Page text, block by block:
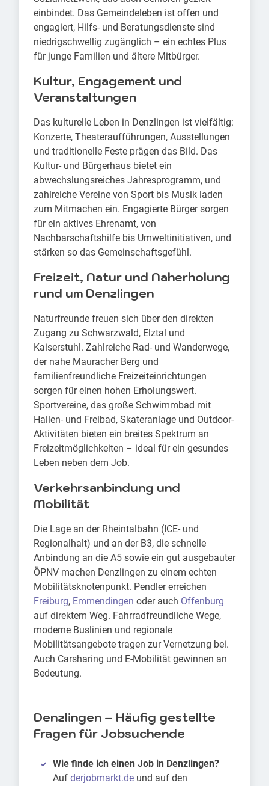
einbindet. Das Gemeindeleben ist offen und
engagiert, Hilfs- und Beratungsdienste sind
niedrigschwellig zugänglich – ein echtes Plus
für junge Familien und ältere Mitbürger.
Kultur, Engagement und
Veranstaltungen
Das kulturelle Leben in Denzlingen ist vielfältig:
Konzerte, Theateraufführungen, Ausstellungen
und traditionelle Feste prägen das Bild. Das
Kultur- und Bürgerhaus bietet ein
abwechslungsreiches Jahresprogramm, und
zahlreiche Vereine von Sport bis Musik laden
zum Mitmachen ein. Engagierte Bürger sorgen
für ein aktives Ehrenamt, von
Nachbarschaftshilfe bis Umweltinitiativen, und
stärken so das Gemeinschaftsgefühl.
Freizeit, Natur und Naherholung
rund um Denzlingen
Naturfreunde freuen sich über den direkten
Zugang zu Schwarzwald, Elztal und
Kaiserstuhl. Zahlreiche Rad- und Wanderwege,
der nahe Mauracher Berg und
familienfreundliche Freizeiteinrichtungen
sorgen für einen hohen Erholungswert.
Sportvereine, das große Schwimmbad mit
Hallen- und Freibad, Skateranlage und Outdoor-
Aktivitäten bieten ein breites Spektrum an
Freizeitmöglichkeiten – ideal für ein gesundes
Leben neben dem Job.
Verkehrsanbindung und
Mobilität
Die Lage an der Rheintalbahn (ICE- und
Regionalhalt) und an der B3, die schnelle
Anbindung an die A5 sowie ein gut ausgebauter
ÖPNV machen Denzlingen zu einem echten
Mobilitätsknotenpunkt. Pendler erreichen
Freiburg, Emmendingen oder auch Offenburg
auf direktem Weg. Fahrradfreundliche Wege,
moderne Buslinien und regionale
Mobilitätsangebote tragen zur Vernetzung bei.
Auch Carsharing und E-Mobilität gewinnen an
Bedeutung.
Denzlingen – Häufig gestellte
Fragen für Jobsuchende
Wie finde ich einen Job in Denzlingen?
Auf derjobmarkt.de und auf den